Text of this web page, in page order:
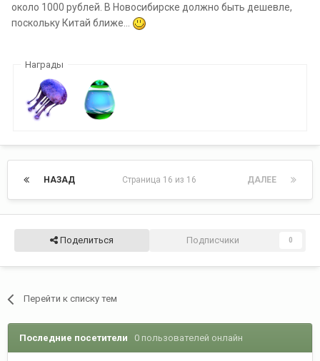
около 1000 рублей. В Новосибирске должно быть дешевле,
поскольку Китай ближе...
Награды
НАЗАД ДАЛЕЕ
Страница 16 из 16
Поделиться Подписчики 0
Перейти к списку тем
Последние посетители 0 пользователей онлайн